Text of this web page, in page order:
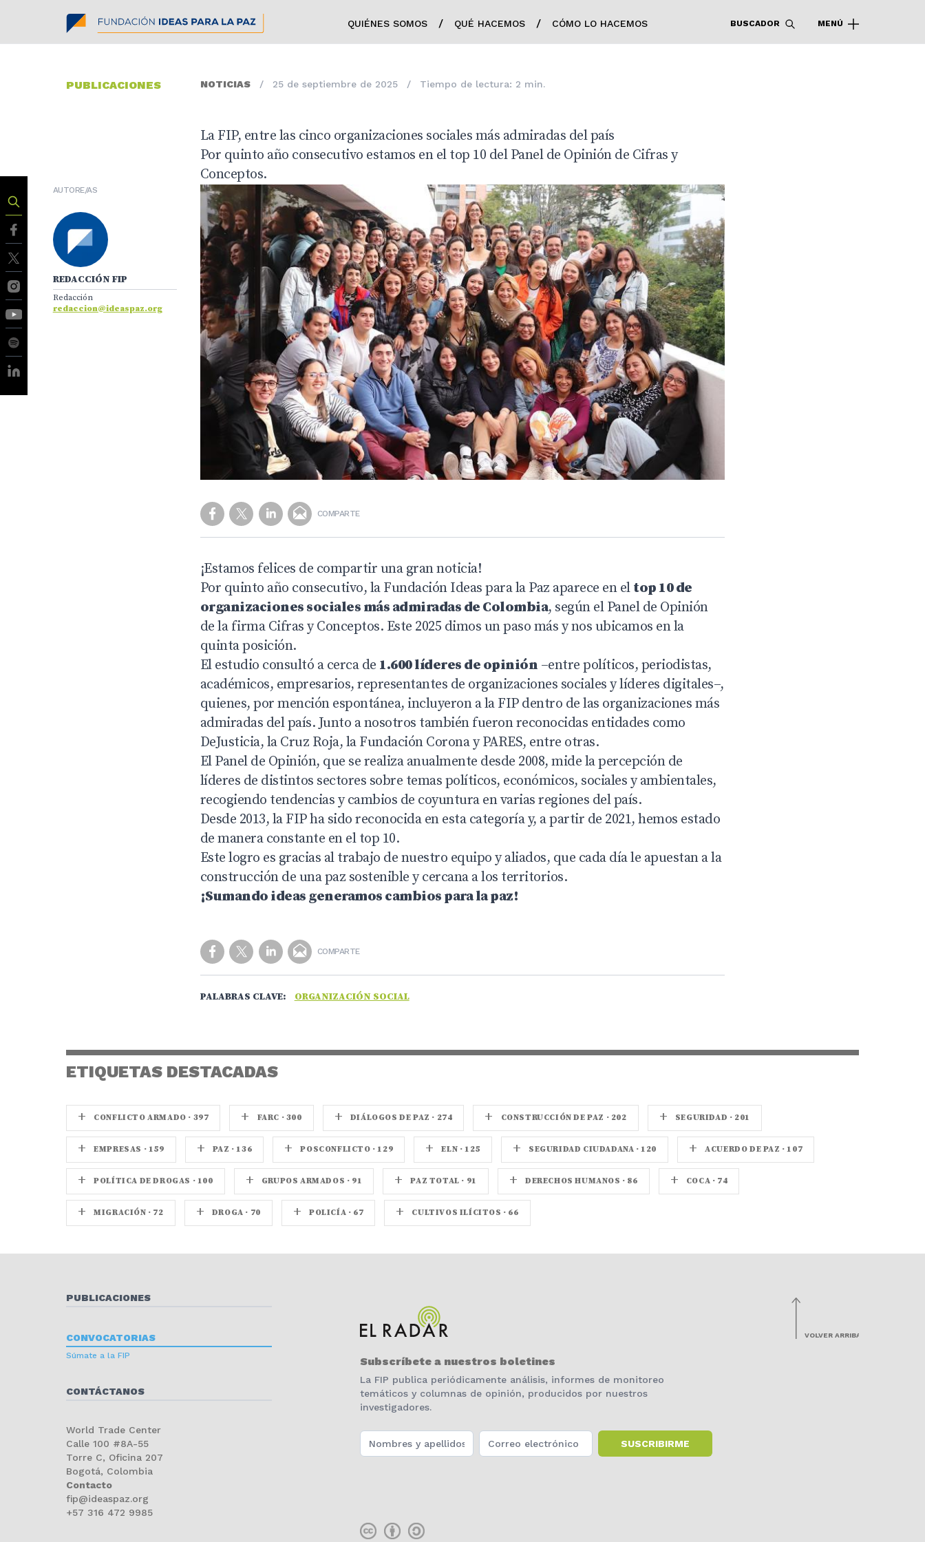
QUIÉNES SOMOS / QUÉ HACEMOS / CÓMO LO HACEMOS BUSCADOR MENÚ
PUBLICACIONES NOTICIAS / 25 de septiembre de 2025 / Tiempo de lectura: 2 min.
La FIP, entre las cinco organizaciones sociales más admiradas del país
Por quinto año consecutivo estamos en el top 10 del Panel de Opinión de Cifras y
Conceptos.
COMPARTE
AUTORE/AS
REDACCIÓN FIP
Redacción
redaccion@ideaspaz.org
¡Estamos felices de compartir una gran noticia!
Por quinto año consecutivo, la Fundación Ideas para la Paz aparece en el top 10 de
organizaciones sociales más admiradas de Colombia, según el Panel de Opinión
de la firma Cifras y Conceptos. Este 2025 dimos un paso más y nos ubicamos en la
quinta posición.
El estudio consultó a cerca de 1.600 líderes de opinión –entre políticos, periodistas,
académicos, empresarios, representantes de organizaciones sociales y líderes digitales–,
quienes, por mención espontánea, incluyeron a la FIP dentro de las organizaciones más
admiradas del país. Junto a nosotros también fueron reconocidas entidades como
DeJusticia, la Cruz Roja, la Fundación Corona y PARES, entre otras.
El Panel de Opinión, que se realiza anualmente desde 2008, mide la percepción de
líderes de distintos sectores sobre temas políticos, económicos, sociales y ambientales,
recogiendo tendencias y cambios de coyuntura en varias regiones del país.
Desde 2013, la FIP ha sido reconocida en esta categoría y, a partir de 2021, hemos estado
de manera constante en el top 10.
Este logro es gracias al trabajo de nuestro equipo y aliados, que cada día le apuestan a la
construcción de una paz sostenible y cercana a los territorios.
¡Sumando ideas generamos cambios para la paz!
COMPARTE
PALABRAS CLAVE: ORGANIZACIÓN SOCIAL
ETIQUETAS DESTACADAS
+ CONFLICTO ARMADO · 397 + FARC · 300 + DIÁLOGOS DE PAZ · 274 + CONSTRUCCIÓN DE PAZ · 202 + SEGURIDAD · 201
+ EMPRESAS · 159 + PAZ · 136 + POSCONFLICTO · 129 + ELN · 125 + SEGURIDAD CIUDADANA · 120 + ACUERDO DE PAZ · 107
+ POLÍTICA DE DROGAS · 100 + GRUPOS ARMADOS · 91 + PAZ TOTAL · 91 + DERECHOS HUMANOS · 86 + COCA · 74
+ MIGRACIÓN · 72 + DROGA · 70 + POLICÍA · 67 + CULTIVOS ILÍCITOS · 66
PUBLICACIONES
CONVOCATORIAS
Súmate a la FIP
CONTÁCTANOS
World Trade Center
Calle 100 #8A-55
Torre C, Oficina 207
Bogotá, Colombia
Contacto
fip@ideaspaz.org
+57 316 472 9985
Subscríbete a nuestros boletines
La FIP publica periódicamente análisis, informes de monitoreo
temáticos y columnas de opinión, producidos por nuestros
investigadores.
SUSCRIBIRME
VOLVER ARRIBA